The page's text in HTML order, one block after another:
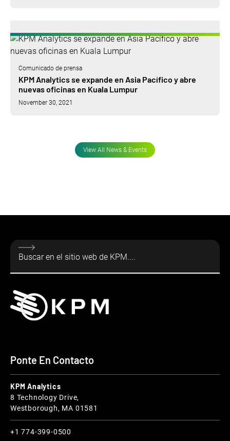
Comunicado de prensa
KPM Analytics se expande en Asia Pacífico y abre
nuevas oficinas en Kuala Lumpur
November 30, 2021
View All News & Events
Ponte En Contacto
KPM Analytics
8 Technology Drive,
Westborough, MA 01581
+1 774-399-0500